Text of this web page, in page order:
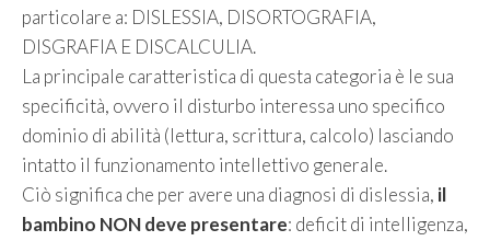
particolare a: DISLESSIA, DISORTOGRAFIA,
DISGRAFIA E DISCALCULIA.
La principale caratteristica di questa categoria è le sua
specificità, ovvero il disturbo interessa uno specifico
dominio di abilità (lettura, scrittura, calcolo) lasciando
intatto il funzionamento intellettivo generale.
Ciò significa che per avere una diagnosi di dislessia, il
bambino NON deve presentare: deficit di intelligenza,